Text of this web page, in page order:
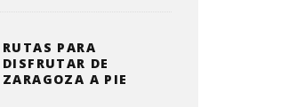
RUTAS PARA
DISFRUTAR DE
ZARAGOZA A PIE